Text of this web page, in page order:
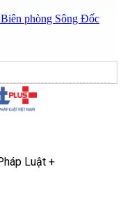
phòng Sông Đốc
Luật +